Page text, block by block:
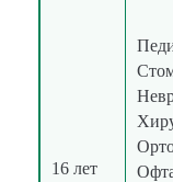
16 лет